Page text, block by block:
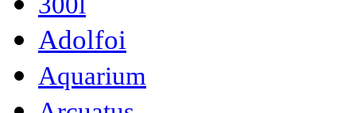
Adolfoi
Aquarium